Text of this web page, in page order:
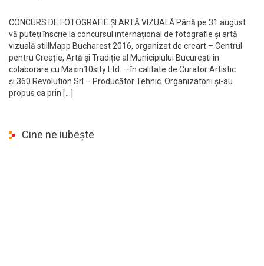
CONCURS DE FOTOGRAFIE ȘI ARTĂ VIZUALĂ Până pe 31 august
vă puteți înscrie la concursul internațional de fotografie și artă
vizuală stillMapp Bucharest 2016, organizat de creart – Centrul
pentru Creație, Artă și Tradiție al Municipiului București în
colaborare cu Maxin10sity Ltd. – în calitate de Curator Artistic
și 360 Revolution Srl – Producător Tehnic. Organizatorii și-au
propus ca prin […]
Cine ne iubește